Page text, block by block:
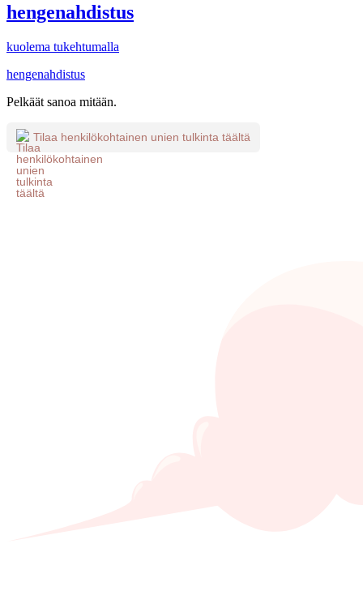
hengenahdistus
kuolema tukehtumalla
hengenahdistus
Pelkäät sanoa mitään.
Tilaa henkilökohtainen unien tulkinta täältä